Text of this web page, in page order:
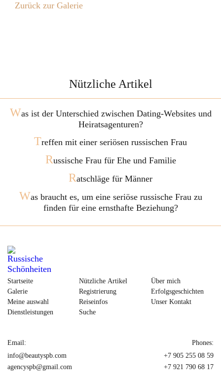
Zurück zur Galerie
Nützliche Artikel
Was ist der Unterschied zwischen Dating-Websites und
Heiratsagenturen?
Treffen mit einer seriösen russischen Frau
Russische Frau für Ehe und Familie
Ratschläge für Männer
Was braucht es, um eine seriöse russische Frau zu
finden für eine ernsthafte Beziehung?
Startseite
Galerie
Meine auswahl
Dienstleistungen
Nützliche Artikel
Registrierung
Reiseinfos
Suche
Über mich
Erfolgsgeschichten
Unser Kontakt
Email:
info@beautyspb.com
agencyspb@gmail.com
Phones:
+7 905 255 08 59
+7 921 790 68 17